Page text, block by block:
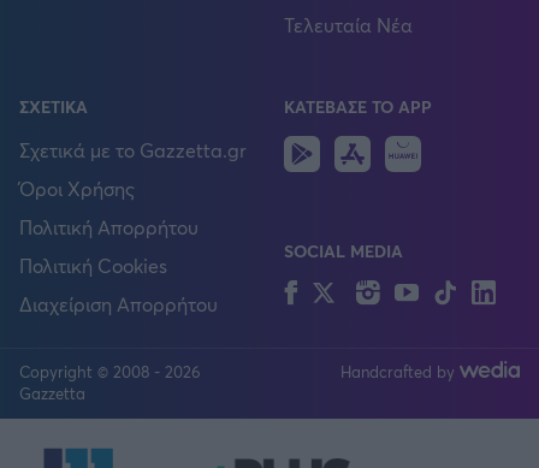
Τελευταία Νέα
ΣΧΕΤΙΚΑ
Σχετικά με το Gazzetta.gr
Όροι Χρήσης
Πολιτική Απορρήτου
Πολιτική Cookies
Διαχείριση Απορρήτου
ΚΑΤΕΒΑΣΕ ΤΟ APP
Android
IOS
SOCIAL MEDIA
FacebookTwitterInstagram
YouTubeTikTok
Copyright © 2008 - 2026
Gazzetta
Handcrafted by